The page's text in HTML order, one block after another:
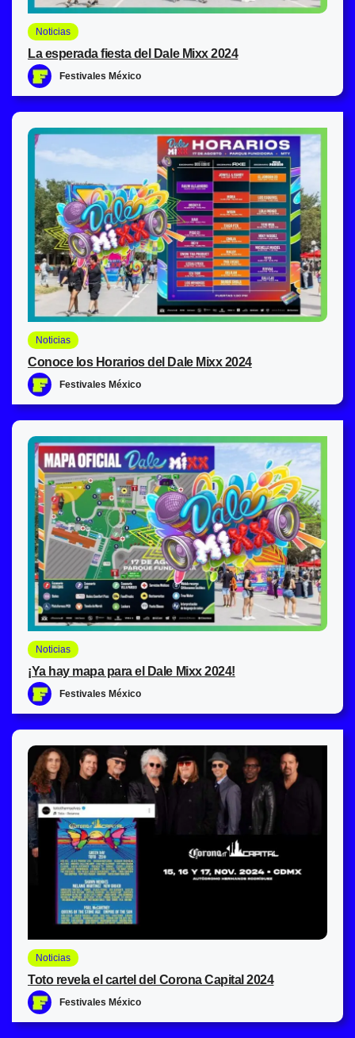
Noticias
La esperada fiesta del Dale Mixx 2024
Festivales México
Noticias
Conoce los Horarios del Dale Mixx 2024
Festivales México
Noticias
¡Ya hay mapa para el Dale Mixx 2024!
Festivales México
Noticias
Toto revela el cartel del Corona Capital 2024
Festivales México